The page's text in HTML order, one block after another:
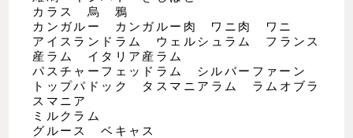
カラス 烏 鴉
カンガルー カンガルー肉 ワニ肉 ワニ
アイスランドラム ウェルシュラム フランス
産ラム イタリア産ラム
パスチャーフェッドラム シルバーファーン
トップパドック タスマニアラム ラムオブラ
スマニア
ミルクラム
グルース ベキャス